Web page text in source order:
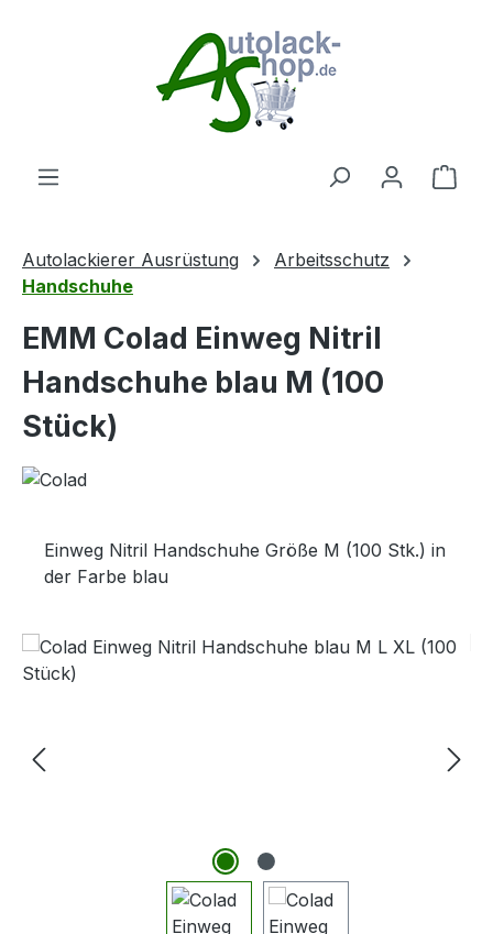
Autolackierer Ausrüstung
Arbeitsschutz
Handschuhe
EMM Colad Einweg Nitril
Handschuhe blau M (100
Stück)
Einweg Nitril Handschuhe Größe M (100 Stk.) in
der Farbe blau
Bildergalerie überspringen